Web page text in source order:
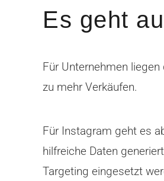
Es geht
Für Unternehmen
zu mehr Verkäufen.
Für Instagram geht es
hilfreiche Daten
Targeting eingesetzt